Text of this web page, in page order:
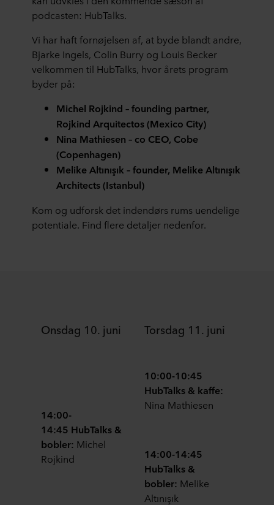
podcasten: HubTalks.
Vi har haft fornøjelsen af, at byde blandt andre,
Bjarke Ingels, Colin Burry og Louis Becker
velkommen til HubTalks, hvor årets program
byder på:
Michel Rojkind – founding partner,
Rojkind Arquitectos (Mexico City)
Nina Mathiesen – co CEO, Cobe
(Copenhagen)
Melike Altınışık – founder, Melike Altınışık
Architects (Istanbul)
Kom og udforsk det indendørs rums uendelige
potentiale. Find flere detaljer nedenfor.
Onsdag 10. juni Torsdag 11. juni
14:00-
14:45 HubTalks &
bobler: Michel
Rojkind
10:00-10:45
HubTalks & kaffe:
Nina Mathiesen
14:00-14:45
HubTalks &
bobler: Melike
Altınışık